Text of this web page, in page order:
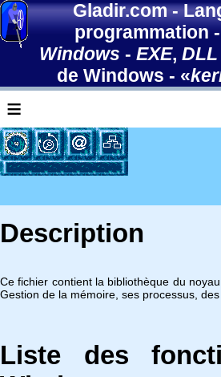
Gladir.com-
programmation
Windows - EXE, DLL
de Windows - «
≡
Description
Ce fichier contient la bibliothèque du
Gestion de la mémoire, ses processus, des
Liste des